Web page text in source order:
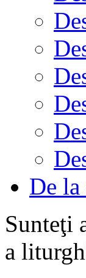
De
Sunteţi
a